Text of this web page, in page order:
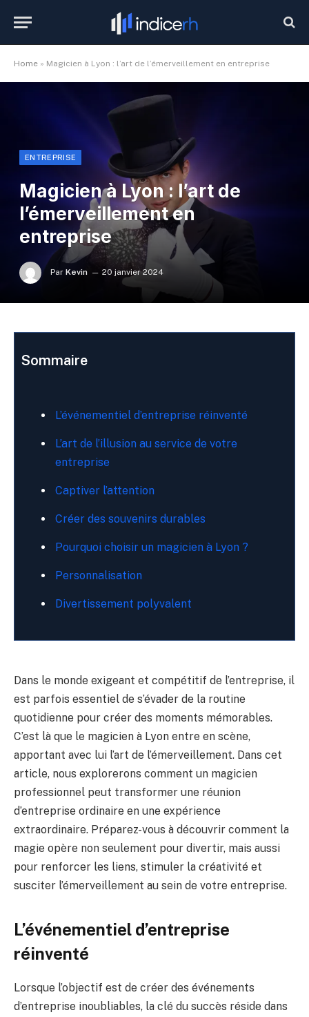
Home » Magicien à Lyon : l’art de l’émerveillement en entreprise
ENTREPRISE
Magicien à Lyon : l’art de
l’émerveillement en
entreprise
Par Kevin 20 janvier 2024
Sommaire
L’événementiel d’entreprise réinventé
L’art de l’illusion au service de votre
entreprise
Captiver l’attention
Créer des souvenirs durables
Pourquoi choisir un magicien à Lyon ?
Personnalisation
Divertissement polyvalent
Dans le monde exigeant et compétitif de l’entreprise, il
est parfois essentiel de s’évader de la routine
quotidienne pour créer des moments mémorables.
C’est là que le magicien à Lyon entre en scène,
apportant avec lui l’art de l’émerveillement. Dans cet
article, nous explorerons comment un magicien
professionnel peut transformer une réunion
d’entreprise ordinaire en une expérience
extraordinaire. Préparez-vous à découvrir comment la
magie opère non seulement pour divertir, mais aussi
pour renforcer les liens, stimuler la créativité et
susciter l’émerveillement au sein de votre entreprise.
L’événementiel d’entreprise
réinventé
Lorsque l’objectif est de créer des événements
d’entreprise inoubliables, la clé du succès réside dans